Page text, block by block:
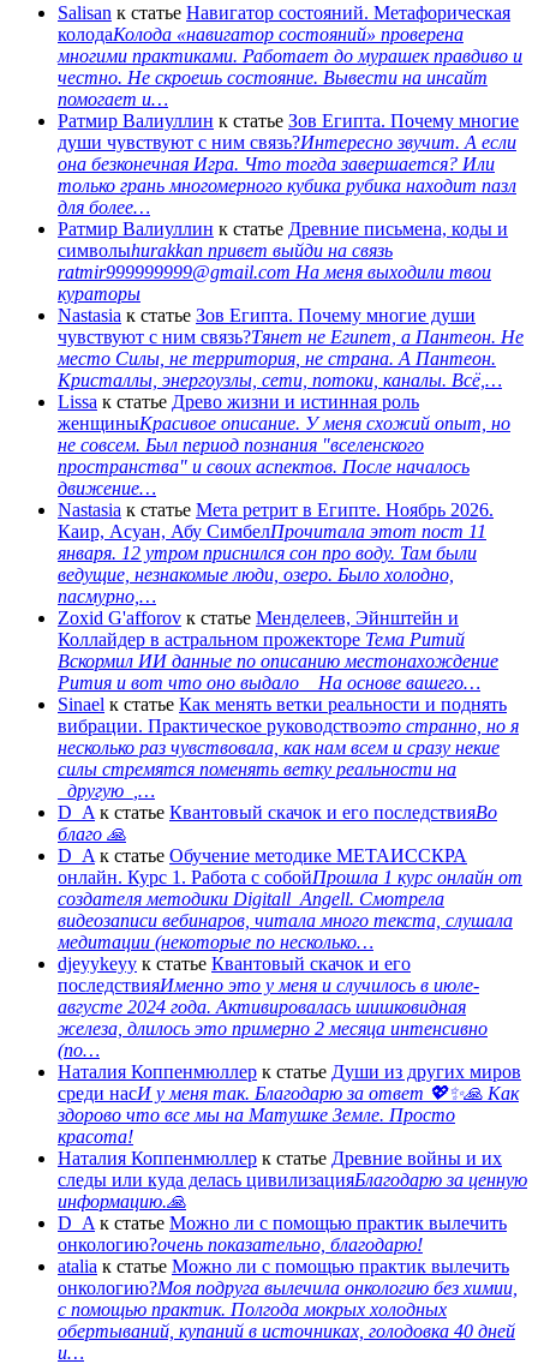
Salisan к статье Навигатор состояний. Метафорическая
колодаКолода «навигатор состояний» проверена
многими практиками. Работает до мурашек правдиво и
честно. Не скроешь состояние. Вывести на инсайт
помогает и…
Ратмир Валиуллин к статье Зов Египта. Почему многие
души чувствуют с ним связь?Интересно звучит. А если
она безконечная Игра. Что тогда завершается? Или
только грань многомерного кубика рубика находит пазл
для более…
Ратмир Валиуллин к статье Древние письмена, коды и
символыhurakkan привет выйди на связь
ratmir999999999@gmail.com На меня выходили твои
кураторы
Nastasia к статье Зов Египта. Почему многие души
чувствуют с ним связь?Тянет не Египет, а Пантеон. Не
место Силы, не территория, не страна. А Пантеон.
Кристаллы, энергоузлы, сети, потоки, каналы. Всё,…
Lissa к статье Древо жизни и истинная роль
женщиныКрасивое описание. У меня схожий опыт, но
не совсем. Был период познания "вселенского
пространства" и своих аспектов. После началось
движение…
Nastasia к статье Мета ретрит в Египте. Ноябрь 2026.
Каир, Асуан, Абу СимбелПрочитала этот пост 11
января. 12 утром приснился сон про воду. Там были
ведущие, незнакомые люди, озеро. Было холодно,
пасмурно,…
Zoxid G'afforov к статье Менделеев, Эйнштейн и
Коллайдер в астральном прожекторе Тема Ритий
Вскормил ИИ данные по описанию местонахождение
Рития и вот что оно выдало На основе вашего…
Sinael к статье Как менять ветки реальности и поднять
вибрации. Практическое руководствоэто странно, но я
несколько раз чувствовала, как нам всем и сразу некие
силы стремятся поменять ветку реальности на
_другую_,…
D_A к статье Квантовый скачок и его последствияВо
благо 🙏
D_A к статье Обучение методике МЕТАИССКРА
онлайн. Курс 1. Работа с собойПрошла 1 курс онлайн от
создателя методики Digitall_Angell. Смотрела
видеозаписи вебинаров, читала много текста, слушала
медитации (некоторые по несколько…
djeyykeyy к статье Квантовый скачок и его
последствияИменно это у меня и случилось в июле-
августе 2024 года. Активировалась шишковидная
железа, длилось это примерно 2 месяца интенсивно
(по…
Наталия Коппенмюллер к статье Души из других миров
среди насИ у меня так. Благодарю за ответ 💖✨️🙏 Как
здорово что все мы на Матушке Земле. Просто
красота!
Наталия Коппенмюллер к статье Древние войны и их
следы или куда делась цивилизацияБлагодарю за ценную
информацию.🙏
D_A к статье Можно ли с помощью практик вылечить
онкологию?очень показательно, благодарю!
atalia к статье Можно ли с помощью практик вылечить
онкологию?Моя подруга вылечила онкологию без химии,
с помощью практик. Полгода мокрых холодных
обертываний, купаний в источниках, голодовка 40 дней
и…